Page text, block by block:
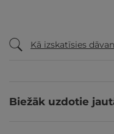
Kā izskatīsies
Biežāk uzdotie